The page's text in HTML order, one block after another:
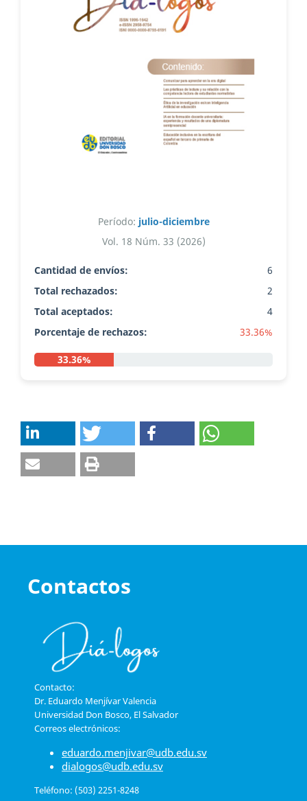
Período: julio-diciembre
Vol. 18 Núm. 33 (2026)
Cantidad de envíos:
6
Total rechazados:
2
Total aceptados:
4
Porcentaje de rechazos:
33.36%
33.36%
Contactos
Contacto:
Dr. Eduardo Menjívar Valencia
Universidad Don Bosco, El Salvador
Correos electrónicos:
eduardo.menjivar@udb.edu.sv
dialogos@udb.edu.sv
Teléfono: (503) 2251-8248